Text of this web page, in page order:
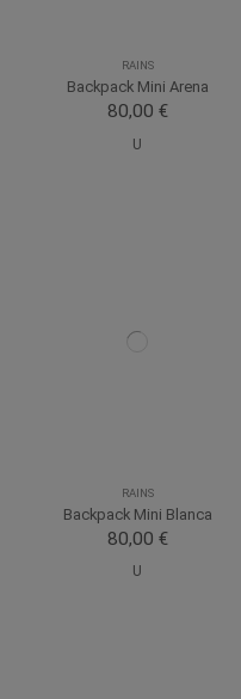
RAINS
Backpack Mini Arena
80,00 €
U
RAINS
Backpack Mini Blanca
80,00 €
U